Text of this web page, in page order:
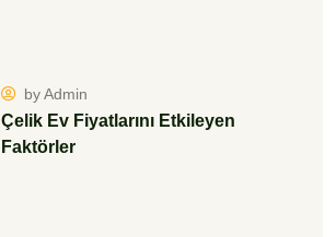
by Admin
Çelik Ev Fiyatlarını Etkileyen
Faktörler